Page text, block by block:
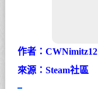
作者：CWNimitz12
來源：Steam社區